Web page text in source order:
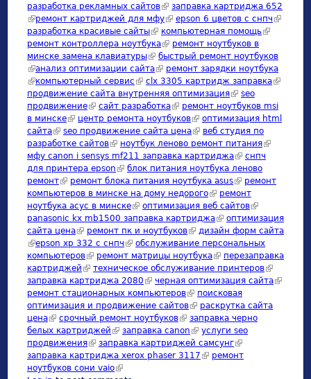
разработка рекламных сайтов(link is external)
заправка картриджа 652
(link is external)
ремонт картриджей для мфу(link is external)
epson 6 цветов с снпч (link is
разработка красивые сайты(link is external)
компьютерная помощь(link is
ремонт контроллера ноутбука(link is external)
ремонт ноутбуков в
минске замена клавиатуры(link is external)
быстрый ремонт ноутбуков
(link is external)
анализ оптимизации сайта(link is external)
ремонт зарядки ноутбука
(link is external)
компьютерный сервис (link is external)
clx 3305 картридж заправка(link is
продвижение сайта внутренняя оптимизация(link is external)
seo
продвижение(link is external)
сайт разработка(link is external)
ремонт ноутбуков msi
в минске(link is external)
центр ремонта ноутбуков(link is external)
оптимизация html
сайта(link is external)
seo продвижение сайта цена(link is external)
веб студия по
разработке сайтов(link is external)
ноутбук леново ремонт питания(link is
external)
мфу canon i sensys mf211 заправка картриджа(link is external)
снпч
для принтера epson (link is external)
блок питания ноутбука леново
ремонт(link is external)
ремонт блока питания ноутбука asus(link is external)
ремонт
компьютеров в минске на дому недорого(link is external)
ремонт
ноутбука асус в минске(link is external)
оптимизация веб сайтов(link is
external)
panasonic kx mb1500 заправка картриджа(link is external)
оптимизация
сайта цена(link is external)
ремонт пк и ноутбуков(link is external)
дизайн форм сайта
(link is external)
epson xp 332 с снпч (link is external)
обслуживание персональных
компьютеров(link is external)
ремонт матрицы ноутбука(link is external)
перезаправка
картриджей (link is external)
техническое обслуживание принтеров(link is
external)
заправка картриджа 2080 (link is external)
черная оптимизация сайта(link is
ремонт стационарных компьютеров(link is external)
поисковая
оптимизация и продвижение сайтов(link is external)
раскрутка сайта
цена(link is external)
срочный ремонт ноутбуков(link is external)
заправка черно
белых картриджей (link is external)
заправка canon (link is external)
услуги seo
продвижения(link is external)
заправка картриджей самсунг(link is external)
заправка картриджа xerox phaser 3117 (link is external)
ремонт
ноутбуков сони vaio(link is external)